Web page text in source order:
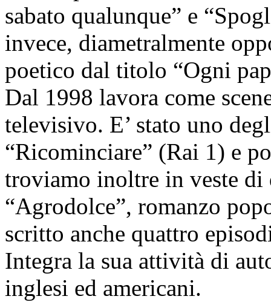
sabato qualunque” e
invece, diametralmente
poetico dal titolo “Ogni
Dal 1998 lavora come
televisivo. E’ stato uno
“Ricominciare” (Rai 1) e
troviamo inoltre in veste
“Agrodolce”, romanzo
scritto anche quattro
Integra la sua attività di
inglesi ed americani.